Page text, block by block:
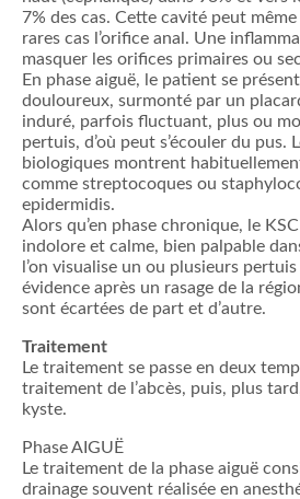
7% des cas. Cette cavité peut
rares cas l’orifice anal. Une
masquer les orifices primaires ou
En phase aiguë, le patient se
douloureux, surmonté par un
induré, parfois fluctuant, plus ou
pertuis, d’où peut s’écouler du pus.
biologiques montrent
comme streptocoques ou
epidermidis.
Alors qu’en phase chronique, le
indolore et calme, bien palpable
l’on visualise un ou plusieurs
évidence après un rasage de la
sont écartées de part et d’autre.
Traitement
Le traitement se passe en deux
traitement de l’abcès, puis, plus
kyste.
Phase AIGUË
Le traitement de la phase aiguë
drainage souvent réalisée en